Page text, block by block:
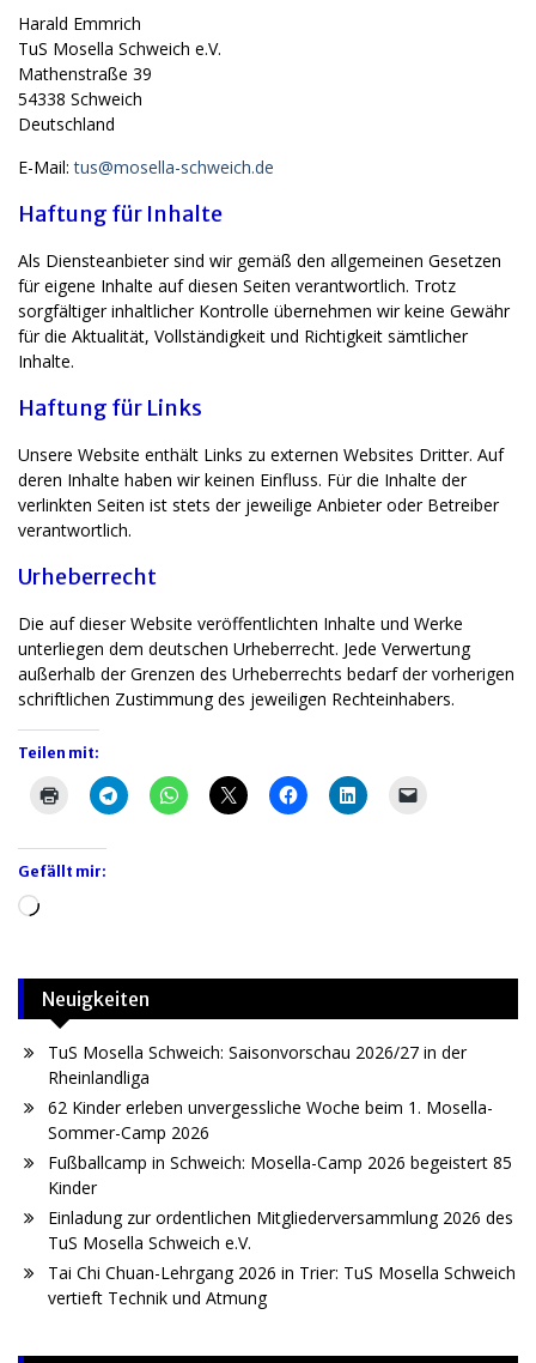
Harald Emmrich
TuS Mosella Schweich e.V.
Mathenstraße 39
54338 Schweich
Deutschland
E-Mail:tus@mosella-schweich.de
Haftung für Inhalte
Als Diensteanbieter sind wir gemäß den allgemeinen Gesetzen
für eigene Inhalte auf diesen Seiten verantwortlich. Trotz
sorgfältiger inhaltlicher Kontrolle übernehmen wir keine Gewähr
für die Aktualität, Vollständigkeit und Richtigkeit sämtlicher
Inhalte.
Haftung für Links
Unsere Website enthält Links zu externen Websites Dritter. Auf
deren Inhalte haben wir keinen Einfluss. Für die Inhalte der
verlinkten Seiten ist stets der jeweilige Anbieter oder Betreiber
verantwortlich.
Urheberrecht
Die auf dieser Website veröffentlichten Inhalte und Werke
unterliegen dem deutschen Urheberrecht. Jede Verwertung
außerhalb der Grenzen des Urheberrechts bedarf der vorherigen
schriftlichen Zustimmung des jeweiligen Rechteinhabers.
Teilen mit:
Gefällt mir:
Wird
Neuigkeiten
TuS Mosella Schweich: Saisonvorschau 2026/27 in der
Rheinlandliga
62 Kinder erleben unvergessliche Woche beim 1. Mosella-
Sommer-Camp 2026
Fußballcamp in Schweich: Mosella-Camp 2026 begeistert 85
Kinder
Einladung zur ordentlichen Mitgliederversammlung 2026 des
TuS Mosella Schweich e.V.
Tai Chi Chuan-Lehrgang 2026 in Trier: TuS Mosella Schweich
vertieft Technik und Atmung